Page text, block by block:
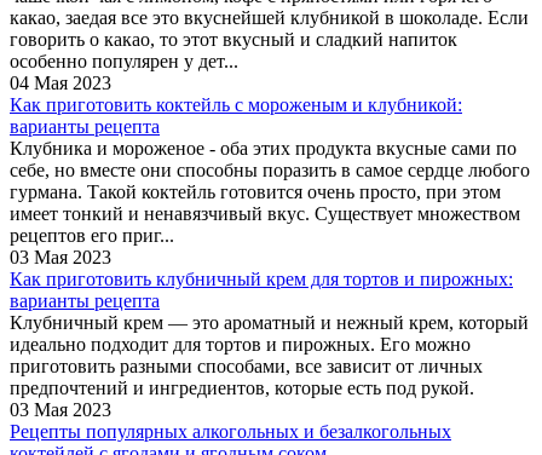
какао, заедая все это вкуснейшей клубникой в шоколаде. Если
говорить о какао, то этот вкусный и сладкий напиток
особенно популярен у дет...
04 Мая 2023
Как приготовить коктейль с мороженым и клубникой:
варианты рецепта
Клубника и мороженое - оба этих продукта вкусные сами по
себе, но вместе они способны поразить в самое сердце любого
гурмана. Такой коктейль готовится очень просто, при этом
имеет тонкий и ненавязчивый вкус. Существует множеством
рецептов его приг...
03 Мая 2023
Как приготовить клубничный крем для тортов и пирожных:
варианты рецепта
Клубничный крем — это ароматный и нежный крем, который
идеально подходит для тортов и пирожных. Его можно
приготовить разными способами, все зависит от личных
предпочтений и ингредиентов, которые есть под рукой.
03 Мая 2023
Рецепты популярных алкогольных и безалкогольных